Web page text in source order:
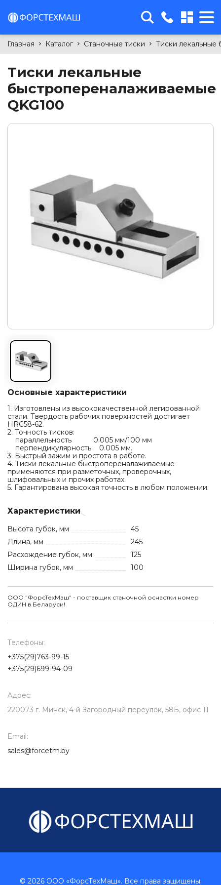
sales@forcetm.by
+375(29)763-99-15
+375(29)699-94-09
Главная Каталог Станочные тиски Тиски лекальные
Тиски лекальные
быстропереналаживаемые
QKG100
Основные характеристики
1. Изготовлены из высококачественной легированной
стали. Твердость рабочих поверхностей достигает
HRC58-62.
2. Точность тисков:
параллельность 0.005 мм/100 мм
перпендикулярность 0.005 мм.
3. Быстрый зажим и простота в работе.
4. Тиски лекальные быстропереналаживаемые
применяются при разметочных, проверочных,
шлифовальных и прочих работах.
5. Гарантирована высокая точность в любом положении.
Характеристики
Высота губок, мм
45
Длина, мм
245
Расхождение губок, мм
125
Ширина губок, мм
100
ООО "ФорсТехМаш" - поставщик станочной оснастки номер
ОДИН в Беларуси!
Телефоны:
+375(29)763-99-15
+375(29)699-94-09
Адрес:
220073 г. Минск, 4-й Загородный переулок, 58Б, офис 11
Email:
sales@forcetm.by
© 2026 ООО «ФорсТехМаш». Все права защищены.